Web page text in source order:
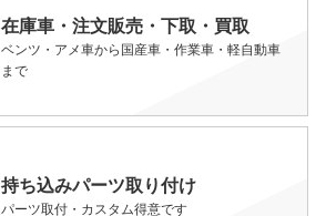
在庫車・注文販売・下取・買取
ベンツ・アメ車から国産車・作業車・軽自動車
まで
持ち込みパーツ取り付け
パーツ取付・カスタム得意です